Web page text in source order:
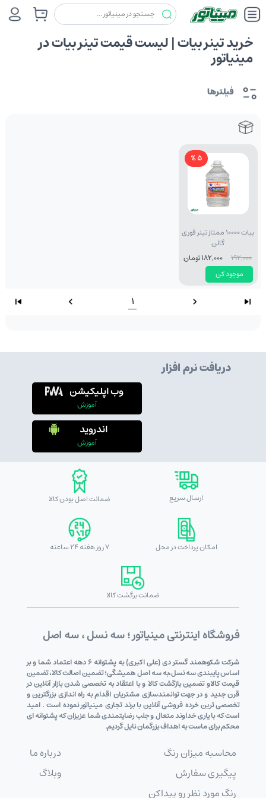
خرید تینر بیات | لیست قیمت تینر بیات در
مینیاتور
فیلترها
5 %
بیات 10000 ممتاز تینر فوری
گالن
موجود کن
192,000 182,000 تومان
1
دریافت نرم افزار
وب اپلیکیشن
آموزش
اندروید
آموزش
ارسال سریع ضمانت اصل بودن کالا
امکان پرداخت در محل 7 روز هفته 24 ساعته
ضمانت برگشت کالا
فروشگاه اینترنتی مینیاتور ؛ سه نسل ، سه اصل
شرکت شکوهمند گستر دی (علی اکبری) به پشتوانه 6 دهه اعتماد شما و بر
اساس پایبندی سه نسل،به سه اصل همیشگی؛ تضمین اصالت کالا، تضمین
قیمت کالاو تضمین بازگشت کالا و با اعتقاد به تخصصی شدن بازار آنلاین در
قرن جدید و در جهت توانمندسازی مشتریان اقدام به راه اندازی بزرگترین و
تخصصی ترین خرده فروشی آنلاین با برند تجاری مینیاتور نموده است . امید
است که با یاری خداوند متعال و جلب رضایتمندی شما عزیزان که پشتوانه ای
محکم برای ماست به اهداف بزرگمان نایل گردیم.
محاسبه میزان رنگ
پیگیری سفارش
رنگ مورد نظر رو پیداکن
درباره ما
وبلاگ